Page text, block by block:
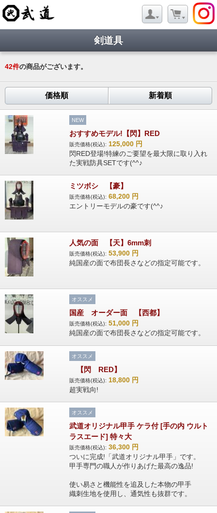
剣道具
42件の商品がございます。
価格順 新着順
NEW
おすすめモデル!【閃】RED
販売価格(税込): 125,000 円
閃RED登場!特練のご要望を最大限に取り入れ
た実戦防具SETです(^^♪
ミツボシ 【豪】
販売価格(税込): 68,200 円
エントリーモデルの豪です(^^♪
人気の面 【天】6mm刺
販売価格(税込): 53,900 円
純国産の面で布団長さなどの指定可能です。
オススメ
国産 オーダー面 【西都】
販売価格(税込): 51,000 円
純国産の面で布団長さなどの指定可能です。
オススメ
【閃 RED】
販売価格(税込): 18,800 円
超実戦向!
オススメ
武道オリジナル甲手 ケラ付 [手の内 ウルト
ラスエード] 特々大
販売価格(税込): 36,300 円
ついに完成!「武道オリジナル甲手」です。
甲手専門の職人が作りあげた最高の逸品!
使い易さと機能性を追及した本物の甲手
織刺生地を使用し、通気性も抜群です。